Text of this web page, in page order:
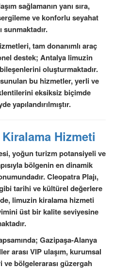
sağlamanın yanı sıra,
ve konforlu seyahat
sunmaktadır.
tam donanımlı araç
destek; Antalya limuzin
oluşturmaktadır.
bu hizmetler, yerli ve
eksiksiz biçimde
yapılandırılmıştır.
Hizmeti
yoğun turizm potansiyeli ve
bölgenin en dinamik
Cleopatra Plajı,
tarihi ve kültürel değerlere
limuzin kiralama hizmeti
üst bir kalite seviyesine
Gazipaşa-Alanya
arası VIP ulaşım, kurumsal
bölgelerarası güzergah